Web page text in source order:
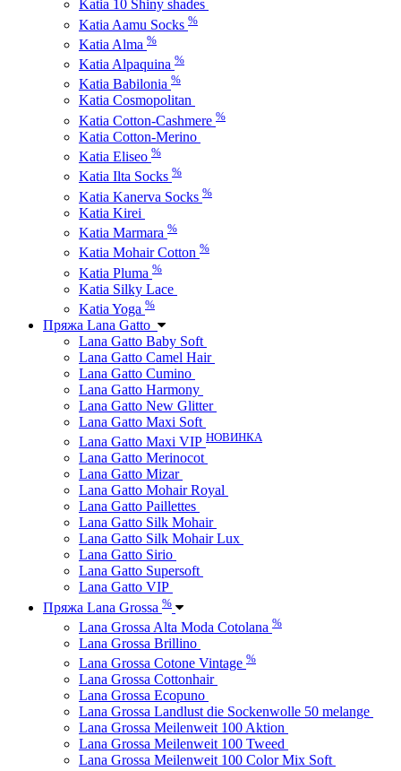
Katia 10 Shiny shades
Katia Aamu Socks %
Katia Alma %
Katia Alpaquina %
Katia Babilonia %
Katia Cosmopolitan
Katia Cotton-Cashmere %
Katia Cotton-Merino
Katia Eliseo %
Katia Ilta Socks %
Katia Kanerva Socks %
Katia Kirei
Katia Marmara %
Katia Mohair Cotton %
Katia Pluma %
Katia Silky Lace
Katia Yoga %
Пряжа Lana Gatto
Lana Gatto Baby Soft
Lana Gatto Camel Hair
Lana Gatto Cumino
Lana Gatto Harmony
Lana Gatto New Glitter
Lana Gatto Maxi Soft
Lana Gatto Maxi VIP НОВИНКА
Lana Gatto Merinocot
Lana Gatto Mizar
Lana Gatto Mohair Royal
Lana Gatto Paillettes
Lana Gatto Silk Mohair
Lana Gatto Silk Mohair Lux
Lana Gatto Sirio
Lana Gatto Supersoft
Lana Gatto VIP
Пряжа Lana Grossa %
Lana Grossa Alta Moda Cotolana %
Lana Grossa Brillino
Lana Grossa Cotone Vintage %
Lana Grossa Cottonhair
Lana Grossa Ecopuno
Lana Grossa Landlust die Sockenwolle 50 melange
Lana Grossa Meilenweit 100 Aktion
Lana Grossa Meilenweit 100 Tweed
Lana Grossa Meilenweit 100 Color Mix Soft